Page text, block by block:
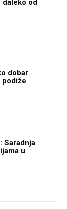
daleko od
dobar
podiže
Saradnja
u